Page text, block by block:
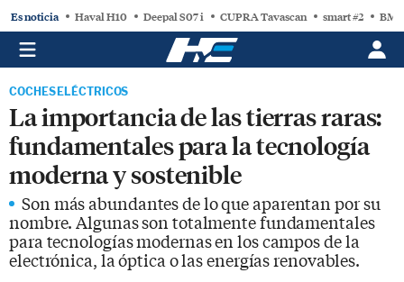
Es noticia Haval H10 Deepal S07 i CUPRA Tavascan smart #2
COCHES ELÉCTRICOS
La importancia de las tierras raras:
fundamentales para la tecnología
moderna y sostenible
Son más abundantes de lo que aparentan por su
nombre. Algunas son totalmente fundamentales
para tecnologías modernas en los campos de la
electrónica, la óptica o las energías renovables.